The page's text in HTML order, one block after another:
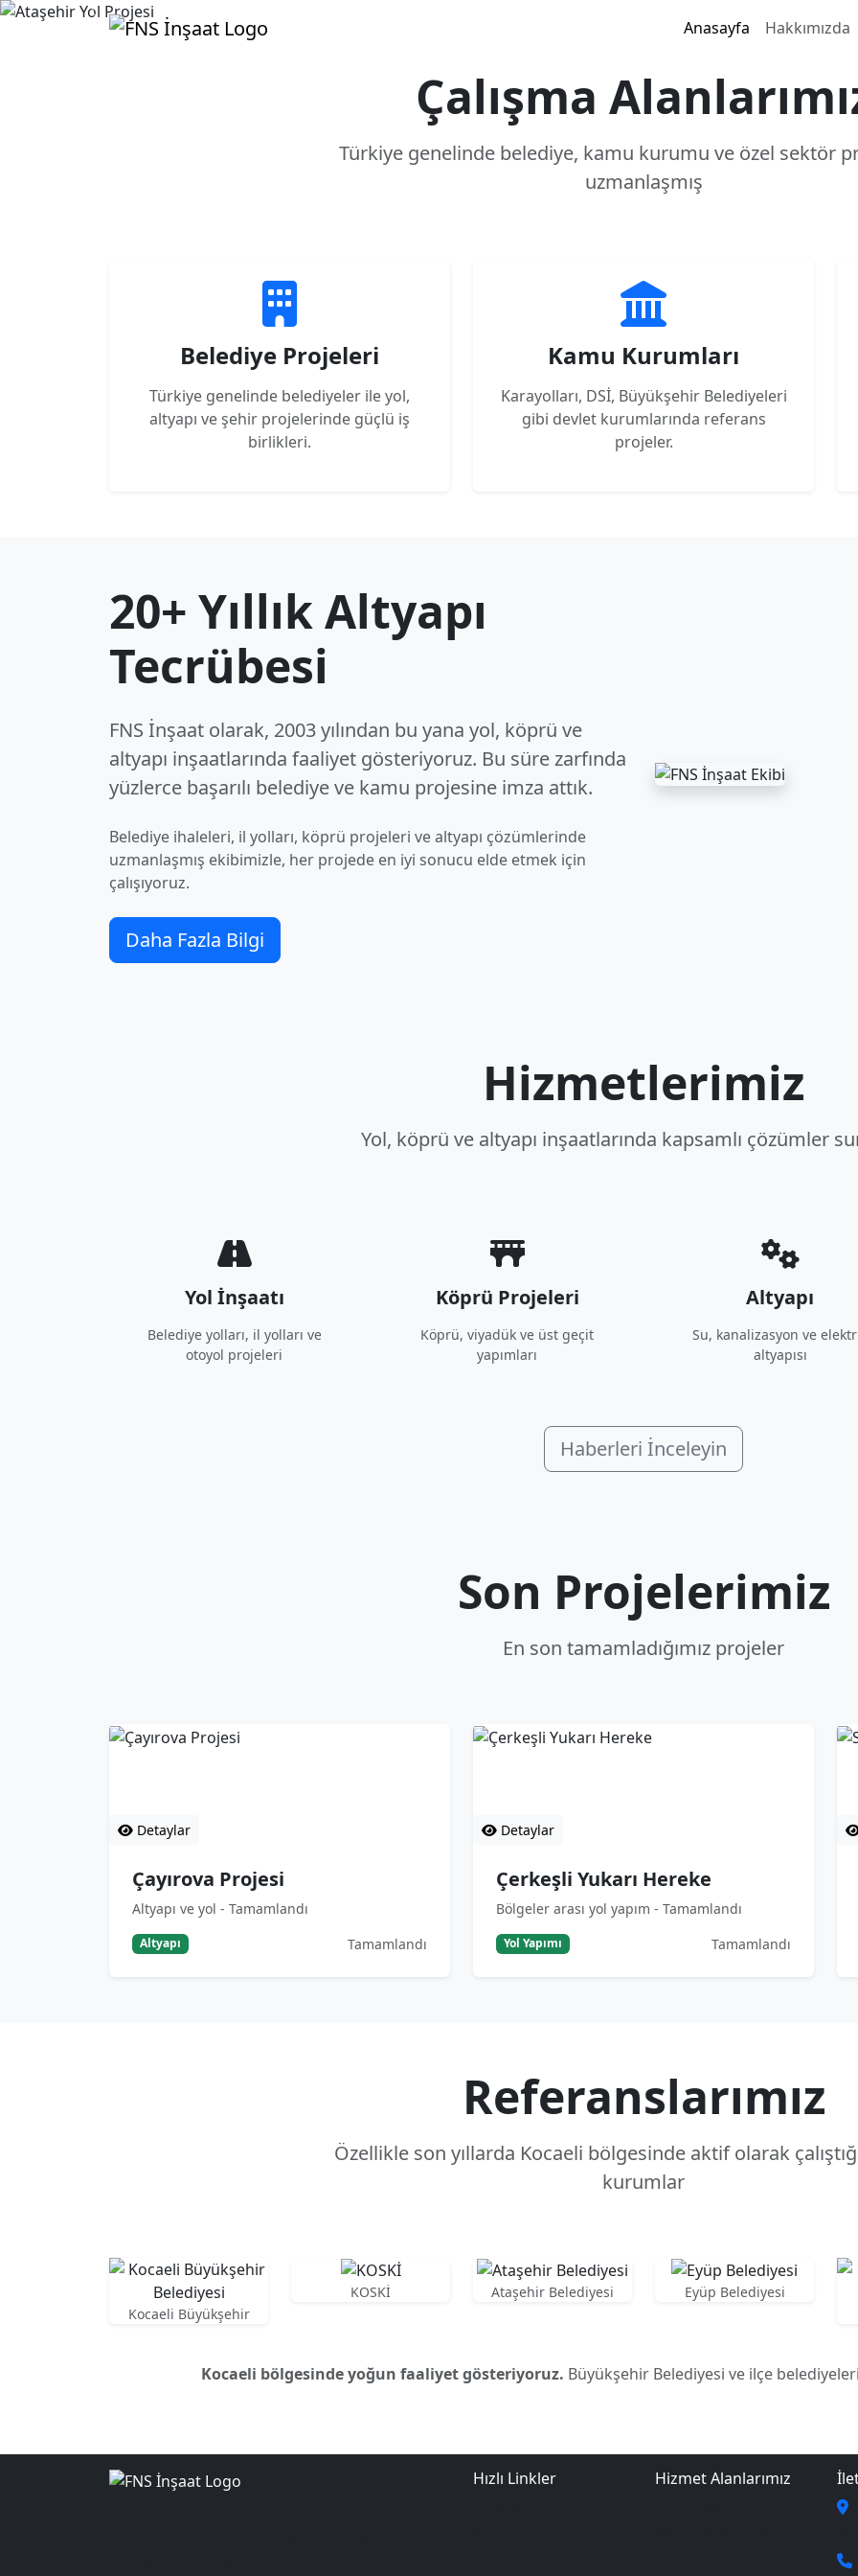
Anasayfa Hakkımızda
Previous
Çalışma
Türkiye genelinde belediye, kamu kurumu ve özel sektör
uzmanlaşmış
Belediye Projeleri
Türkiye genelinde belediyeler ile yol,
altyapı ve şehir projelerinde güçlü iş
birlikleri.
Kamu Kurumları
Karayolları, DSİ, Büyükşehir Belediyeleri
gibi devlet kurumlarında referans
projeler.
20+ Yıllık Altyapı
Tecrübesi
FNS İnşaat olarak, 2003 yılından bu yana yol, köprü ve
altyapı inşaatlarında faaliyet gösteriyoruz. Bu süre zarfında
yüzlerce başarılı belediye ve kamu projesine imza attık.
Belediye ihaleleri, il yolları, köprü projeleri ve altyapı çözümlerinde
uzmanlaşmış ekibimizle, her projede en iyi sonucu elde etmek için
çalışıyoruz.
Daha Fazla Bilgi
Hizmetlerimiz
Yol, köprü ve altyapı inşaatlarında kapsamlı çözümler
Yol İnşaatı
Belediye yolları, il yolları ve
otoyol projeleri
Köprü Projeleri
Köprü, viyadük ve üst geçit
yapımları
Altyapı
Su, kanalizasyon ve
altyapısı
Haberleri İnceleyin
Son Projelerimiz
En son tamamladığımız projeler
Detaylar
Çayırova Projesi
Altyapı ve yol - Tamamlandı
Altyapı Tamamlandı
Detaylar
Çerkeşli Yukarı Hereke
Bölgeler arası yol yapım - Tamamlandı
Yol Yapımı Tamamlandı
Referanslarımız
Özellikle son yıllarda Kocaeli bölgesinde aktif olarak
kurumlar
Kocaeli Büyükşehir
KOSKİ Ataşehir Belediyesi
Eyüp Belediyesi
Kocaeli bölgesinde yoğun faaliyet gösteriyoruz. Büyükşehir Belediyesi ve ilçe
Hızlı Linkler
Hizmet Alanlarımız